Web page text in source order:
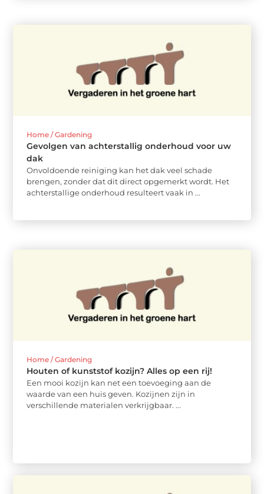
Home / Gardening
Gevolgen van achterstallig onderhoud voor uw
dak
Onvoldoende reiniging kan het dak veel schade
brengen, zonder dat dit direct opgemerkt wordt. Het
achterstallige onderhoud resulteert vaak in ...
Home / Gardening
Houten of kunststof kozijn? Alles op een rij!
Een mooi kozijn kan net een toevoeging aan de
waarde van een huis geven. Kozijnen zijn in
verschillende materialen verkrijgbaar. ...